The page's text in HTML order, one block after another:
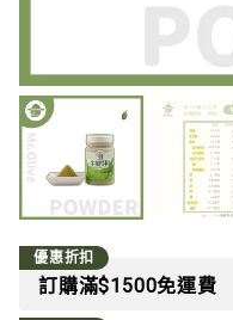
優惠折扣
訂購滿$1500免運費